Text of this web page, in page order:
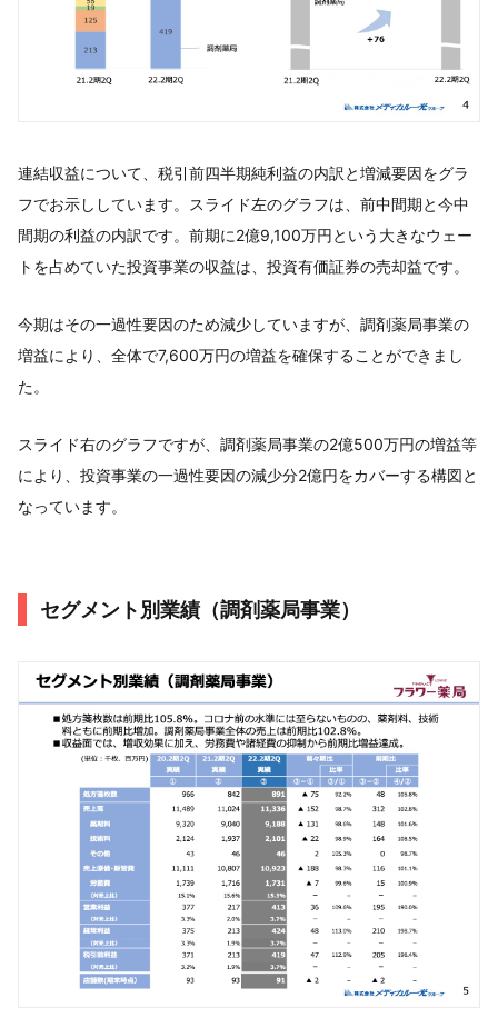
連結収益について、税引前四半期純利益の内訳と増減要因をグラ
フでお示ししています。スライド左のグラフは、前中間期と今中
間期の利益の内訳です。前期に2億9,100万円という大きなウェー
トを占めていた投資事業の収益は、投資有価証券の売却益です。
今期はその一過性要因のため減少していますが、調剤薬局事業の
増益により、全体で7,600万円の増益を確保することができまし
た。
スライド右のグラフですが、調剤薬局事業の2億500万円の増益等
により、投資事業の一過性要因の減少分2億円をカバーする構図と
なっています。
セグメント別業績（調剤薬局事業）